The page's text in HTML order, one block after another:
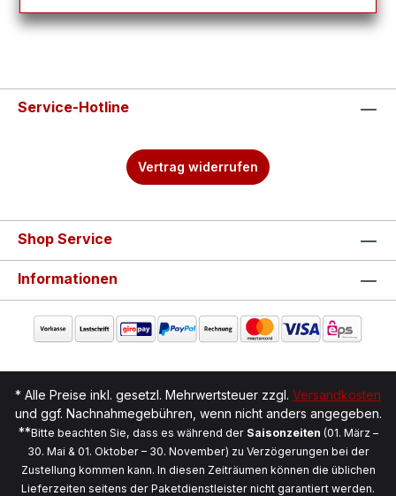
Service-Hotline
Vertrag widerrufen
Shop Service
Informationen
* Alle Preise inkl. gesetzl. Mehrwertsteuer zzgl. Versandkosten
und ggf. Nachnahmegebühren, wenn nicht anders angegeben.
**Bitte beachten Sie, dass es während der Saisonzeiten (01. März –
30. Mai & 01. Oktober – 30. November) zu Verzögerungen bei der
Zustellung kommen kann. In diesen Zeiträumen können die üblichen
Lieferzeiten seitens der Paketdienstleister nicht garantiert werden.